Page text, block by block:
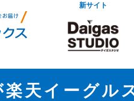
新サイト
楽天イーグル